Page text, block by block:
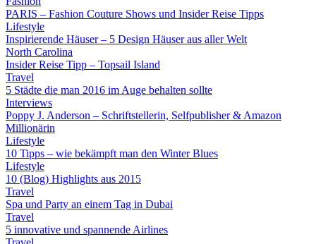
PARIS – Fashion Couture Shows und Insider Reise Tipps
Lifestyle
Inspirierende Häuser – 5 Design Häuser aus aller Welt
North Carolina
Insider Reise Tipp – Topsail Island
Travel
5 Städte die man 2016 im Auge behalten sollte
Interviews
Poppy J. Anderson – Schriftstellerin, Selfpublisher & Amazon
Millionärin
Lifestyle
10 Tipps – wie bekämpft man den Winter Blues
Lifestyle
10 (Blog) Highlights aus 2015
Travel
Spa und Party an einem Tag in Dubai
Travel
5 innovative und spannende Airlines